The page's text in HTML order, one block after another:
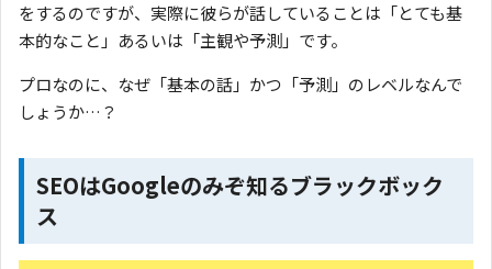
をするのですが、実際に彼らが話していることは「とても基
本的なこと」あるいは「主観や予測」です。
プロなのに、なぜ「基本の話」かつ「予測」のレベルなんで
しょうか…？
SEOはGoogleのみぞ知るブラックボック
ス